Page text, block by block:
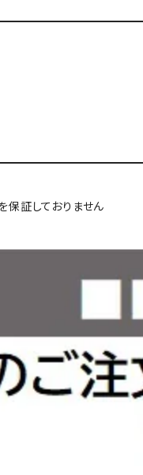
証しておりません